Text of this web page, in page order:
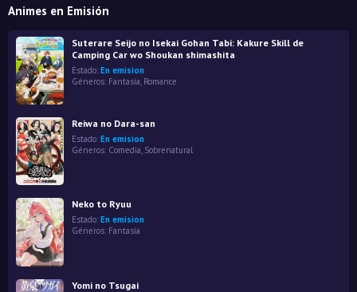
Animes en Emisión
Suterare Seijo no Isekai Gohan Tabi: Kakure Skill de
Camping Car wo Shoukan shimashita
Estado: En emision
Géneros: Fantasía Romance
Reiwa no Dara-san
Estado: En emision
Géneros: Comedia, Sobrenatural
Neko to Ryuu
Estado: En emision
Géneros: Fantasía
Yomi no Tsugai